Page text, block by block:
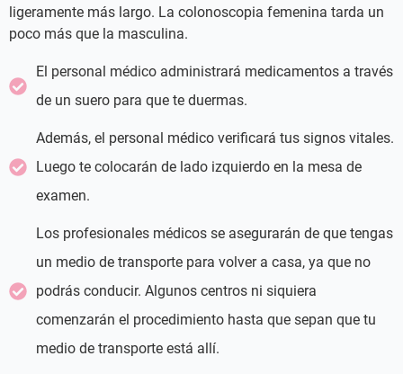
ligeramente más largo. La colonoscopia femenina tarda un
poco más que la masculina.
El personal médico administrará medicamentos a través
de un suero para que te duermas.
Además, el personal médico verificará tus signos vitales.
Luego te colocarán de lado izquierdo en la mesa de
examen.
Los profesionales médicos se asegurarán de que tengas
un medio de transporte para volver a casa, ya que no
podrás conducir. Algunos centros ni siquiera
comenzarán el procedimiento hasta que sepan que tu
medio de transporte está allí.